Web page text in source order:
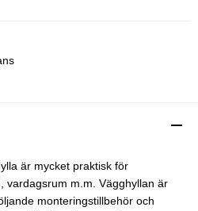
är mycket praktisk för
vardagsrum m.m. Vägghyllan är
monteringstillbehör och